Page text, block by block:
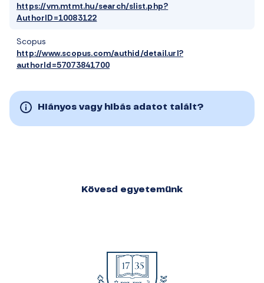
https://vm.mtmt.hu/search/slist.php?
AuthorID=10083122
Scopus
http://www.scopus.com/authid/detail.url?
authorId=57073841700
Hiányos vagy hibás adatot talált?
Kövesd egyetemünk